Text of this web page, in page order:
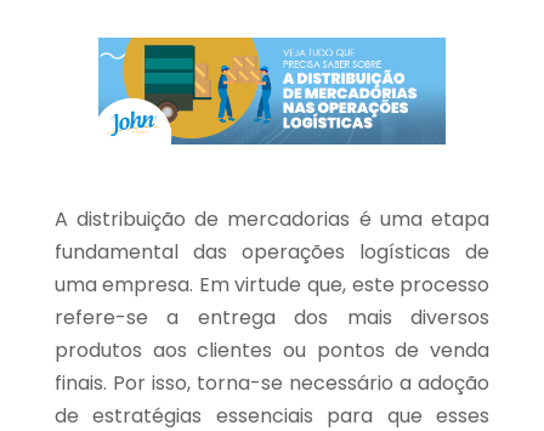
A distribuição de mercadorias é uma etapa
fundamental das operações logísticas de
uma empresa. Em virtude que, este processo
refere-se a entrega dos mais diversos
produtos aos clientes ou pontos de venda
finais. Por isso, torna-se necessário a adoção
de estratégias essenciais para que esses